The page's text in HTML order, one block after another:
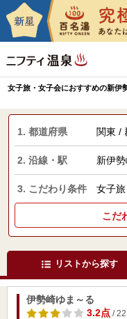
女子旅・女子会におすすめの新伊
1. 都道府県 関東 /
2. 沿線・駅 新伊
3. こだわり条件 女子
こだ
リストから探す
伊勢崎ゆま～る
3.2点/ 22